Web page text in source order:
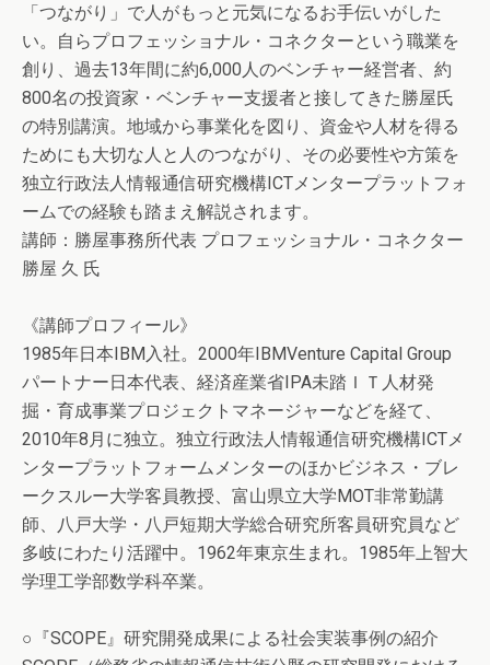
「つながり」で人がもっと元気になるお手伝いがした
い。自らプロフェッショナル・コネクターという職業を
創り、過去13年間に約6,000人のベンチャー経営者、約
800名の投資家・ベンチャー支援者と接してきた勝屋氏
の特別講演。地域から事業化を図り、資金や人材を得る
ためにも大切な人と人のつながり、その必要性や方策を
独立行政法人情報通信研究機構ICTメンタープラットフォ
ームでの経験も踏まえ解説されます。
講師：勝屋事務所代表 プロフェッショナル・コネクター
勝屋 久 氏
《講師プロフィール》
1985年日本IBM入社。2000年IBMVenture Capital Group
パートナー日本代表、経済産業省IPA未踏ＩＴ人材発
掘・育成事業プロジェクトマネージャーなどを経て、
2010年8月に独立。独立行政法人情報通信研究機構ICTメ
ンタープラットフォームメンターのほかビジネス・ブレ
ークスルー大学客員教授、富山県立大学MOT非常勤講
師、八戸大学・八戸短期大学総合研究所客員研究員など
多岐にわたり活躍中。1962年東京生まれ。1985年上智大
学理工学部数学科卒業。
○『SCOPE』研究開発成果による社会実装事例の紹介